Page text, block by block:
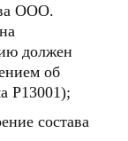
ООО.
должен
об
Р13001);
состава